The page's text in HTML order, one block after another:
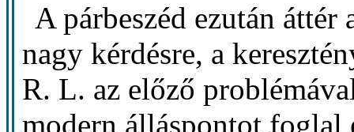
A párbeszéd ezután
nagy kérdésre, a
R. L. az előző
modern álláspontot foglal